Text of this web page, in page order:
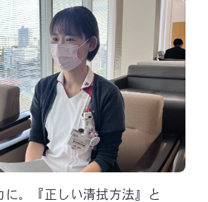
に。『正しい清拭方法』と